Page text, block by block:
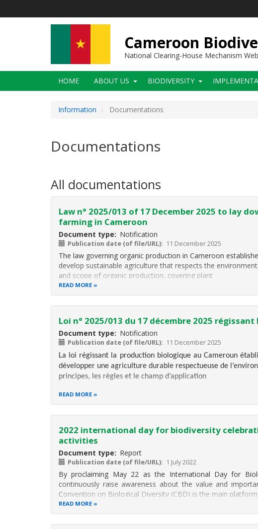
Cameroon
National Clearing-House Mechanism
Main
navigation
HOME ABOUT US BIODIVERSITY
Information Documentations
Documentations
All documentations
Law n° 2025/013 of 17 December 2025 to lay
farming in Cameroon
Document type Notification
Publication date (of file/URL) 11 December 2025
The law governing organic production in Cameroon
develop sustainable agriculture that respects the
and scope of organic production, covering plant
READ MORE
Loi n° 2025/013 du 17 décembre 2025
Document type Notification
Publication date (of file/URL) 11 December 2025
La loi régissant la production biologique au Cameroun
développer une agriculture durable respectueuse de
principes, les règles et le champ d’application
READ MORE
2022 international day for biodiversity
activities
Document type Report
Publication date (of file/URL) 1 July 2022
By proclaiming May 22 as the International Day for
continuously raise awareness about the value and
Convention on Biological Diversity (CBD) is the main platform
READ MORE